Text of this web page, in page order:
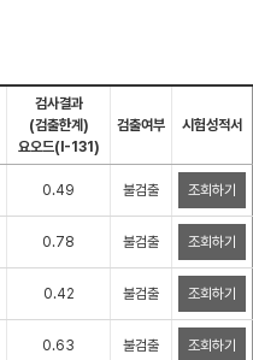
검사결과
(검출한계)
요오드(I-131)
검출여부 시험성적서
0.49 불검출 조회하기
0.78 불검출 조회하기
0.42 불검출 조회하기
0.63 불검출 조회하기